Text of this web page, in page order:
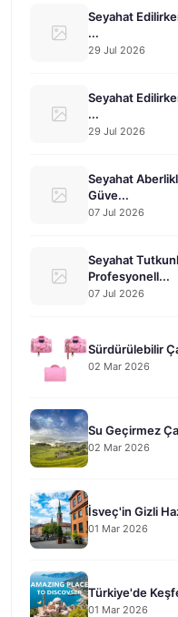
Seyahat
...
29 Jul 2026
Seyahat
...
29 Jul 2026
Seyahat
Güve...
07 Jul 2026
Seyahat
Profesyonell...
07 Jul 2026
Sürdürülebilir
02 Mar 2026
Su Geçirmez
02 Mar 2026
İsveç'in Gizli
01 Mar 2026
Türkiye'de
01 Mar 2026